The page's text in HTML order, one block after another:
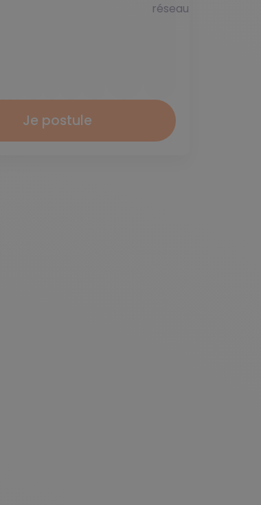
réseau
Je postule